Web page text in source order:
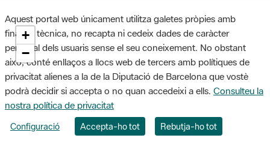
+
−
Aquest portal web únicament utilitza galetes pròpies amb
finalitat tècnica, no recapta ni cedeix dades de caràcter
personal dels usuaris sense el seu coneixement. No obstant
això, conté enllaços a llocs web de tercers amb polítiques de
privacitat alienes a la de la Diputació de Barcelona que vostè
podrà decidir si accepta o no quan accedeixi a ells. Consulteu la
nostra política de privacitat
Configuració Accepta-ho tot Rebutja-ho tot